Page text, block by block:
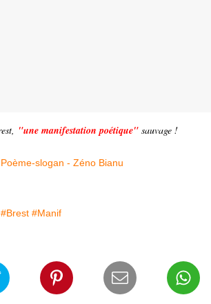
"une manifestation poétique" sauvage !
#Brest #Manif